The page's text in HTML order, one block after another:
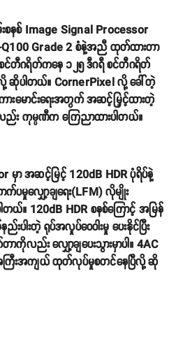
စနစ် Image Signal Processor
Q100 Grade 2 စံနဲ့အညီ ထုတ်ထားတာ
င်တီဂရိတ်ကနေ ၁၂၅ ဒီဂရီ စင်တီဂရိတ်
ါတယ်။ CornerPixel လို့ ခေါ်တဲ့
ားမောင်းရေးအတွက် အဆင့်မြှင့်ထားတဲ့
း ကုမ္ပဏီက ကြေညာထားပါတယ်။
မှာ အဆင့်မြင့် 120dB HDR ပုံရိပ်နဲ့
မှုလျှော့ချရေး(LFM) လိုမျိုး
ယ်။ 120dB HDR စနစ်ကြောင့် အမြန်
းတဲ့ ရုပ်အလှုပ်ဝေဝါးမှု ပေးနိုင်ပြီး
ကိုလည်း လျှော့ချပေးသွားမှာပါ။ 4AC
ြီးအကျယ် ထုတ်လုပ်မှုစတင်နေပြီလို့ ဆို